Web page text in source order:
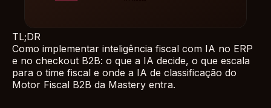
TL;DR
Como implementar inteligência fiscal com IA no ERP
e no checkout B2B: o que a IA decide, o que escala
para o time fiscal e onde a IA de classificação do
Motor Fiscal B2B da Mastery entra.